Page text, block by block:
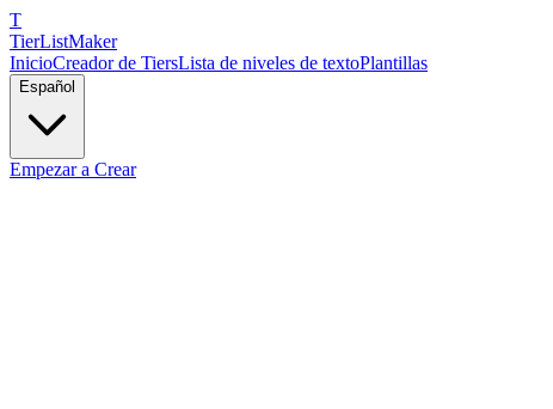
T
TierListMaker
InicioCreador de TiersLista de niveles de textoPlantillas
Español
Empezar a Crear